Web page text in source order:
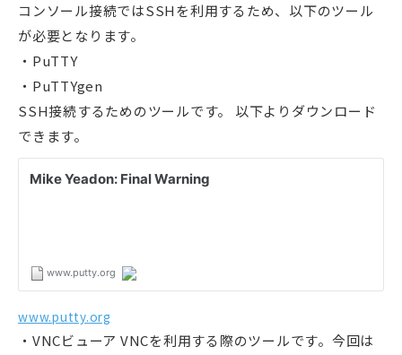
コンソール接続ではSSHを利用するため、以下のツール
が必要となります。
PuTTY
PuTTYgen
SSH接続するためのツールです。 以下よりダウンロード
できます。
www.putty.org
VNCビューア VNCを利用する際のツールです。今回は